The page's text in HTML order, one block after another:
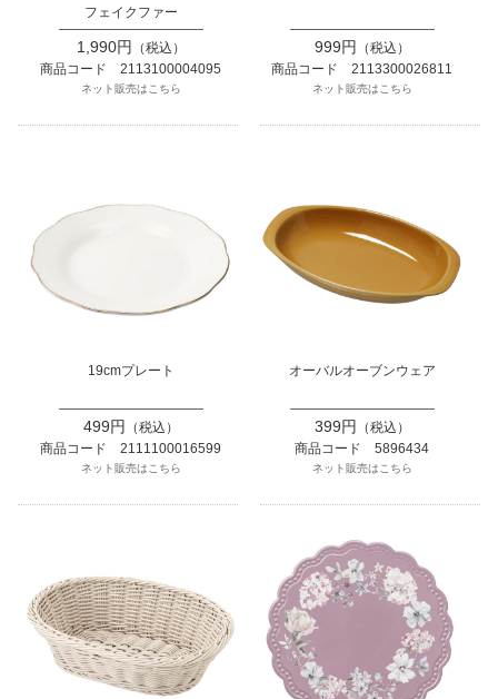
フェイクファー
1,990円
（税込）
商品コード 2113100004095
ネット販売はこちら
999円
（税込）
商品コード 2113300026811
ネット販売はこちら
19cmプレート
499円
（税込）
商品コード 2111100016599
ネット販売はこちら
オーバルオーブンウェア
399円
（税込）
商品コード 5896434
ネット販売はこちら